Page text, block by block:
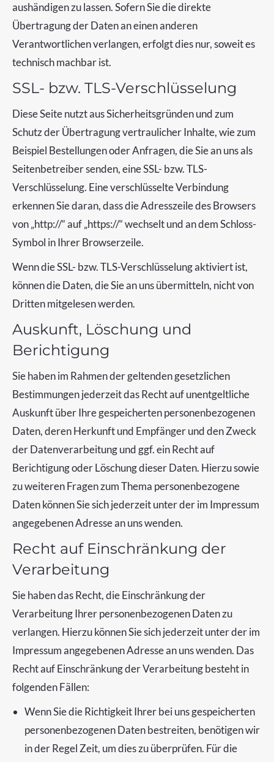
aushändigen zu lassen. Sofern Sie die direkte
Übertragung der Daten an einen anderen
Verantwortlichen verlangen, erfolgt dies nur, soweit es
technisch machbar ist.
SSL- bzw. TLS-Verschlüsselung
Diese Seite nutzt aus Sicherheitsgründen und zum
Schutz der Übertragung vertraulicher Inhalte, wie zum
Beispiel Bestellungen oder Anfragen, die Sie an uns als
Seitenbetreiber senden, eine SSL- bzw. TLS-
Verschlüsselung. Eine verschlüsselte Verbindung
erkennen Sie daran, dass die Adresszeile des Browsers
von „http://“ auf „https://“ wechselt und an dem Schloss-
Symbol in Ihrer Browserzeile.
Wenn die SSL- bzw. TLS-Verschlüsselung aktiviert ist,
können die Daten, die Sie an uns übermitteln, nicht von
Dritten mitgelesen werden.
Auskunft, Löschung und
Berichtigung
Sie haben im Rahmen der geltenden gesetzlichen
Bestimmungen jederzeit das Recht auf unentgeltliche
Auskunft über Ihre gespeicherten personenbezogenen
Daten, deren Herkunft und Empfänger und den Zweck
der Datenverarbeitung und ggf. ein Recht auf
Berichtigung oder Löschung dieser Daten. Hierzu sowie
zu weiteren Fragen zum Thema personenbezogene
Daten können Sie sich jederzeit unter der im Impressum
angegebenen Adresse an uns wenden.
Recht auf Einschränkung der
Verarbeitung
Sie haben das Recht, die Einschränkung der
Verarbeitung Ihrer personenbezogenen Daten zu
verlangen. Hierzu können Sie sich jederzeit unter der im
Impressum angegebenen Adresse an uns wenden. Das
Recht auf Einschränkung der Verarbeitung besteht in
folgenden Fällen:
Wenn Sie die Richtigkeit Ihrer bei uns gespeicherten
personenbezogenen Daten bestreiten, benötigen wir
in der Regel Zeit, um dies zu überprüfen. Für die